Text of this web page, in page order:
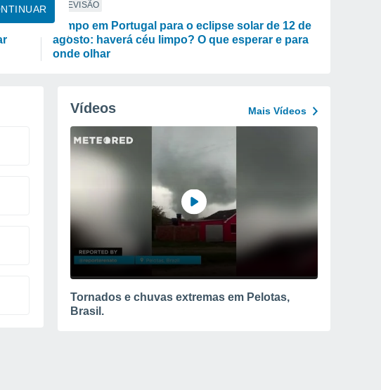
na
PREVISÃO
Tempo em Portugal para o eclipse solar de 12 de
agosto: haverá céu limpo? O que esperar e para
onde olhar
Vídeos Mais Vídeos
Tornados e chuvas extremas em Pelotas,
Brasil.